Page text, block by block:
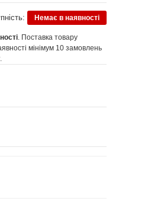
Немає в наявності
. Поставка товару
мінімум 10 замовлень